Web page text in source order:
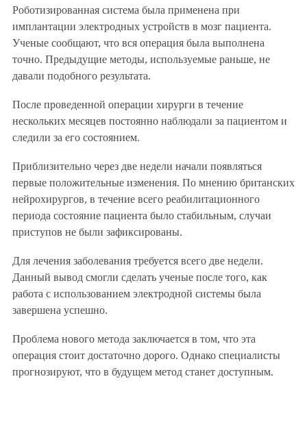
Роботизированная система была применена при
имплантации электродных устройств в мозг пациента.
Ученые сообщают, что вся операция была выполнена
точно. Предыдущие методы, используемые раньше, не
давали подобного результата.
После проведенной операции хирурги в течение
нескольких месяцев постоянно наблюдали за пациентом и
следили за его состоянием.
Приблизительно через две недели начали появляться
первые положительные изменения. По мнению британских
нейрохирургов, в течение всего реабилитационного
периода состояние пациента было стабильным, случаи
приступов не были зафиксированы.
Для лечения заболевания требуется всего две недели.
Данный вывод смогли сделать ученые после того, как
работа с использованием электродной системы была
завершена успешно.
Проблема нового метода заключается в том, что эта
операция стоит достаточно дорого. Однако специалисты
прогнозируют, что в будущем метод станет доступным.